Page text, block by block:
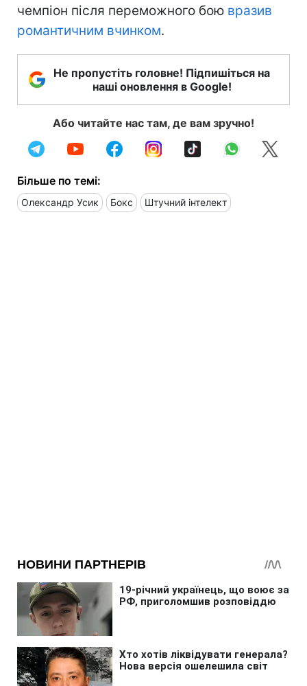
чемпіон після переможного бою вразив
романтичним вчинком.
Не пропустіть головне! Підпишіться на
наші оновлення в Google!
Або читайте нас там, де вам зручно!
Більше по темі:
Олександр Усик Бокс Штучний інтелект